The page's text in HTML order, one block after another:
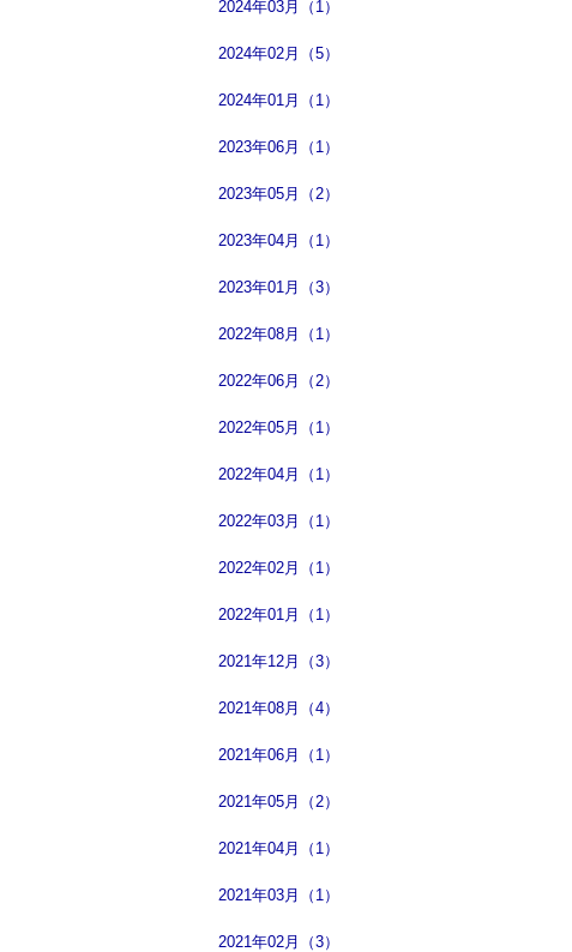
2024年03月（1）
2024年02月（5）
2024年01月（1）
2023年06月（1）
2023年05月（2）
2023年04月（1）
2023年01月（3）
2022年08月（1）
2022年06月（2）
2022年05月（1）
2022年04月（1）
2022年03月（1）
2022年02月（1）
2022年01月（1）
2021年12月（3）
2021年08月（4）
2021年06月（1）
2021年05月（2）
2021年04月（1）
2021年03月（1）
2021年02月（3）